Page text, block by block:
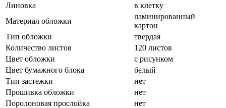
Линовка
в клетку
Материал обложки
ламинированный
картон
Тип обложки
твердая
Количество листов
120 листов
Цвет обложки
с рисунком
Цвет бумажного блока
белый
Тип застежки
нет
Прошивка обложки
нет
Поролоновая прослойка
нет